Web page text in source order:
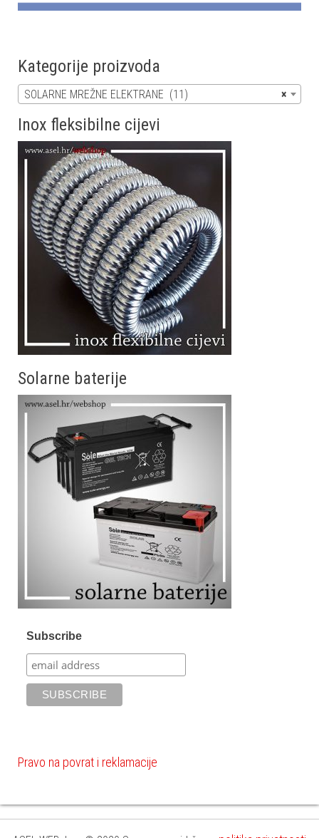
Kategorije proizvoda
×
SOLARNE MREŽNE ELEKTRANE (11)
Inox fleksibilne cijevi
Solarne baterije
Subscribe
Pravo na povrat i reklamacije